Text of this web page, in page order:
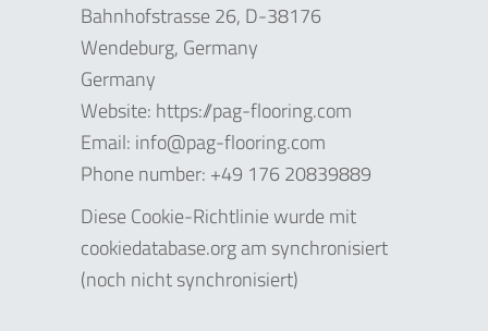
Bahnhofstrasse 26, D-38176
Wendeburg, Germany
Germany
Website: https://pag-flooring.com
Email: info@pag-flooring.com
Phone number: +49 176 20839889
Diese Cookie-Richtlinie wurde mit
cookiedatabase.org am synchronisiert
(noch nicht synchronisiert)